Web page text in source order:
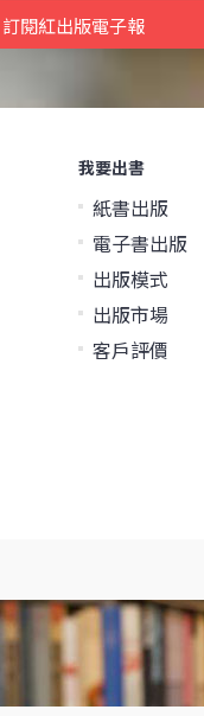
訂閱紅出版電子報
我要出書
紙書出版
電子書出版
出版模式
出版市場
客戶評價